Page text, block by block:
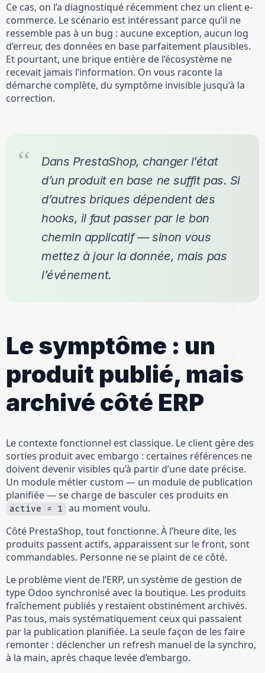
Ce cas, on l’a diagnostiqué récemment chez un client e-
commerce. Le scénario est intéressant parce qu’il ne
ressemble pas à un bug : aucune exception, aucun log
d’erreur, des données en base parfaitement plausibles.
Et pourtant, une brique entière de l’écosystème ne
recevait jamais l’information. On vous raconte la
démarche complète, du symptôme invisible jusqu’à la
correction.
Dans PrestaShop, changer l’état
d’un produit en base ne suffit pas. Si
d’autres briques dépendent des
hooks, il faut passer par le bon
chemin applicatif — sinon vous
mettez à jour la donnée, mais pas
l’événement.
Le symptôme : un
produit publié, mais
archivé côté ERP
Le contexte fonctionnel est classique. Le client gère des
sorties produit avec embargo : certaines références ne
doivent devenir visibles qu’à partir d’une date précise.
Un module métier custom — un module de publication
planifiée — se charge de basculer ces produits en
active = 1
au moment voulu.
Côté PrestaShop, tout fonctionne. À l’heure dite, les
produits passent actifs, apparaissent sur le front, sont
commandables. Personne ne se plaint de ce côté.
Le problème vient de l’ERP, un système de gestion de
type Odoo synchronisé avec la boutique. Les produits
fraîchement publiés y restaient obstinément archivés.
Pas tous, mais systématiquement ceux qui passaient
par la publication planifiée. La seule façon de les faire
remonter : déclencher un refresh manuel de la synchro,
à la main, après chaque levée d’embargo.